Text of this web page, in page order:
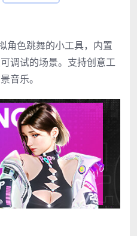
角色跳舞的小工具，内置
调试的场景。支持创意工
音乐。